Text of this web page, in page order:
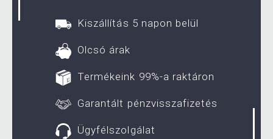
Kiszállítás 5 napon belül
Olcsó árak
Termékeink 99%-a raktáron
Garantált pénzvisszafizetés
Ügyfélszolgálat